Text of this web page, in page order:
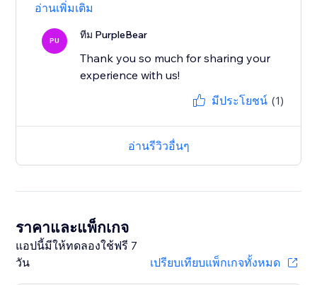
อ่านเพิ่มเติม
PU ทีม PurpleBear
Thank you so much for sharing your
experience with us!
มีประโยชน์ (1)
อ่านรีวิวอื่นๆ
ราคาและแพ็กเกจ
แอปนี้มีให้ทดลองใช้ฟรี 7
วัน
เปรียบเทียบแพ็กเกจทั้งหมด